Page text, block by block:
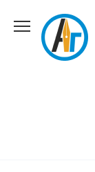
содержанию